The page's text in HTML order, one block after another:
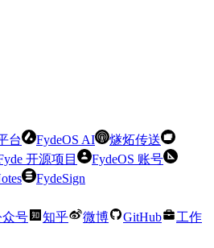
台 FydeOS AI
燧炻传送
开源项目
FydeOS 账号
FydeSign
众号 知乎 微博 GitHub
工作